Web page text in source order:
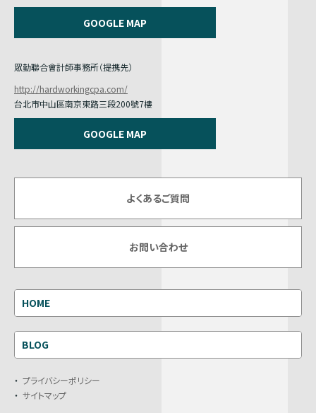
GOOGLE MAP
眾勤聯合會計師事務所（提携先）
http://hardworkingcpa.com/
台北市中山區南京東路三段200號7樓
GOOGLE MAP
よくあるご質問
お問い合わせ
HOME
BLOG
プライバシーポリシー
サイトマップ